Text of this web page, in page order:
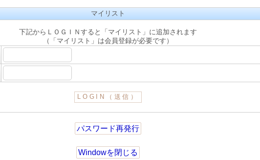
マイリスト
下記からＬＯＧＩＮすると「マイリスト」に追加されます
（「マイリスト」は会員登録が必要です）
パスワード再発行
Windowを閉じる